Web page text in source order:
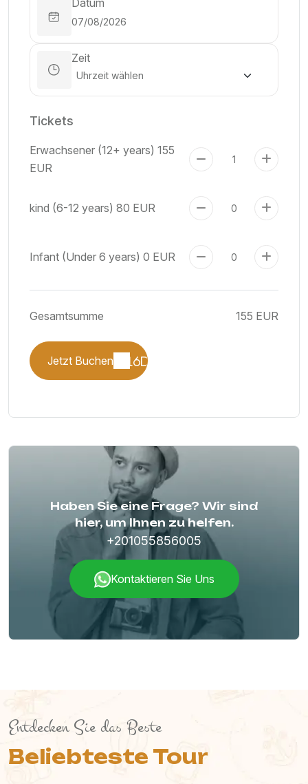
Datum
Zeit
Tickets
Erwachsener (12+ years) 155
EUR
kind (6-12 years) 80 EUR
Infant (Under 6 years) 0 EUR
Gesamtsumme 155 EUR
Jetzt Buchen
Haben Sie eine Frage? Wir sind
hier, um Ihnen zu helfen.
+201055856005
Kontaktieren Sie Uns
Entdecken Sie das Beste
Beliebteste Tour